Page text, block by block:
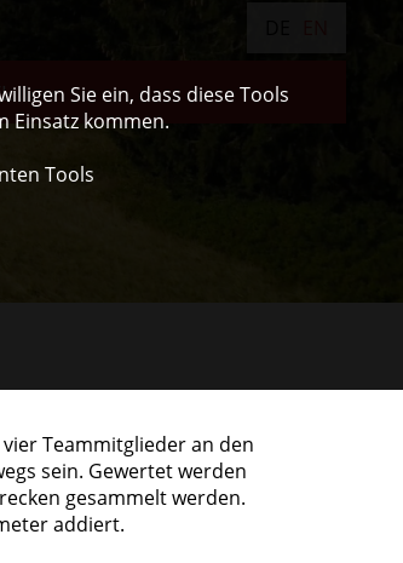
Teammitglieder an den
sein. Gewertet werden
gesammelt werden.
addiert.
Sie ein, dass diese Tools
Einsatz kommen.
Tools